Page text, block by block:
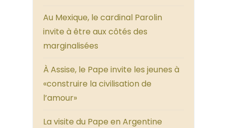
Au Mexique, le cardinal Parolin
invite à être aux côtés des
marginalisées
À Assise, le Pape invite les jeunes à
«construire la civilisation de
l’amour»
La visite du Pape en Argentine